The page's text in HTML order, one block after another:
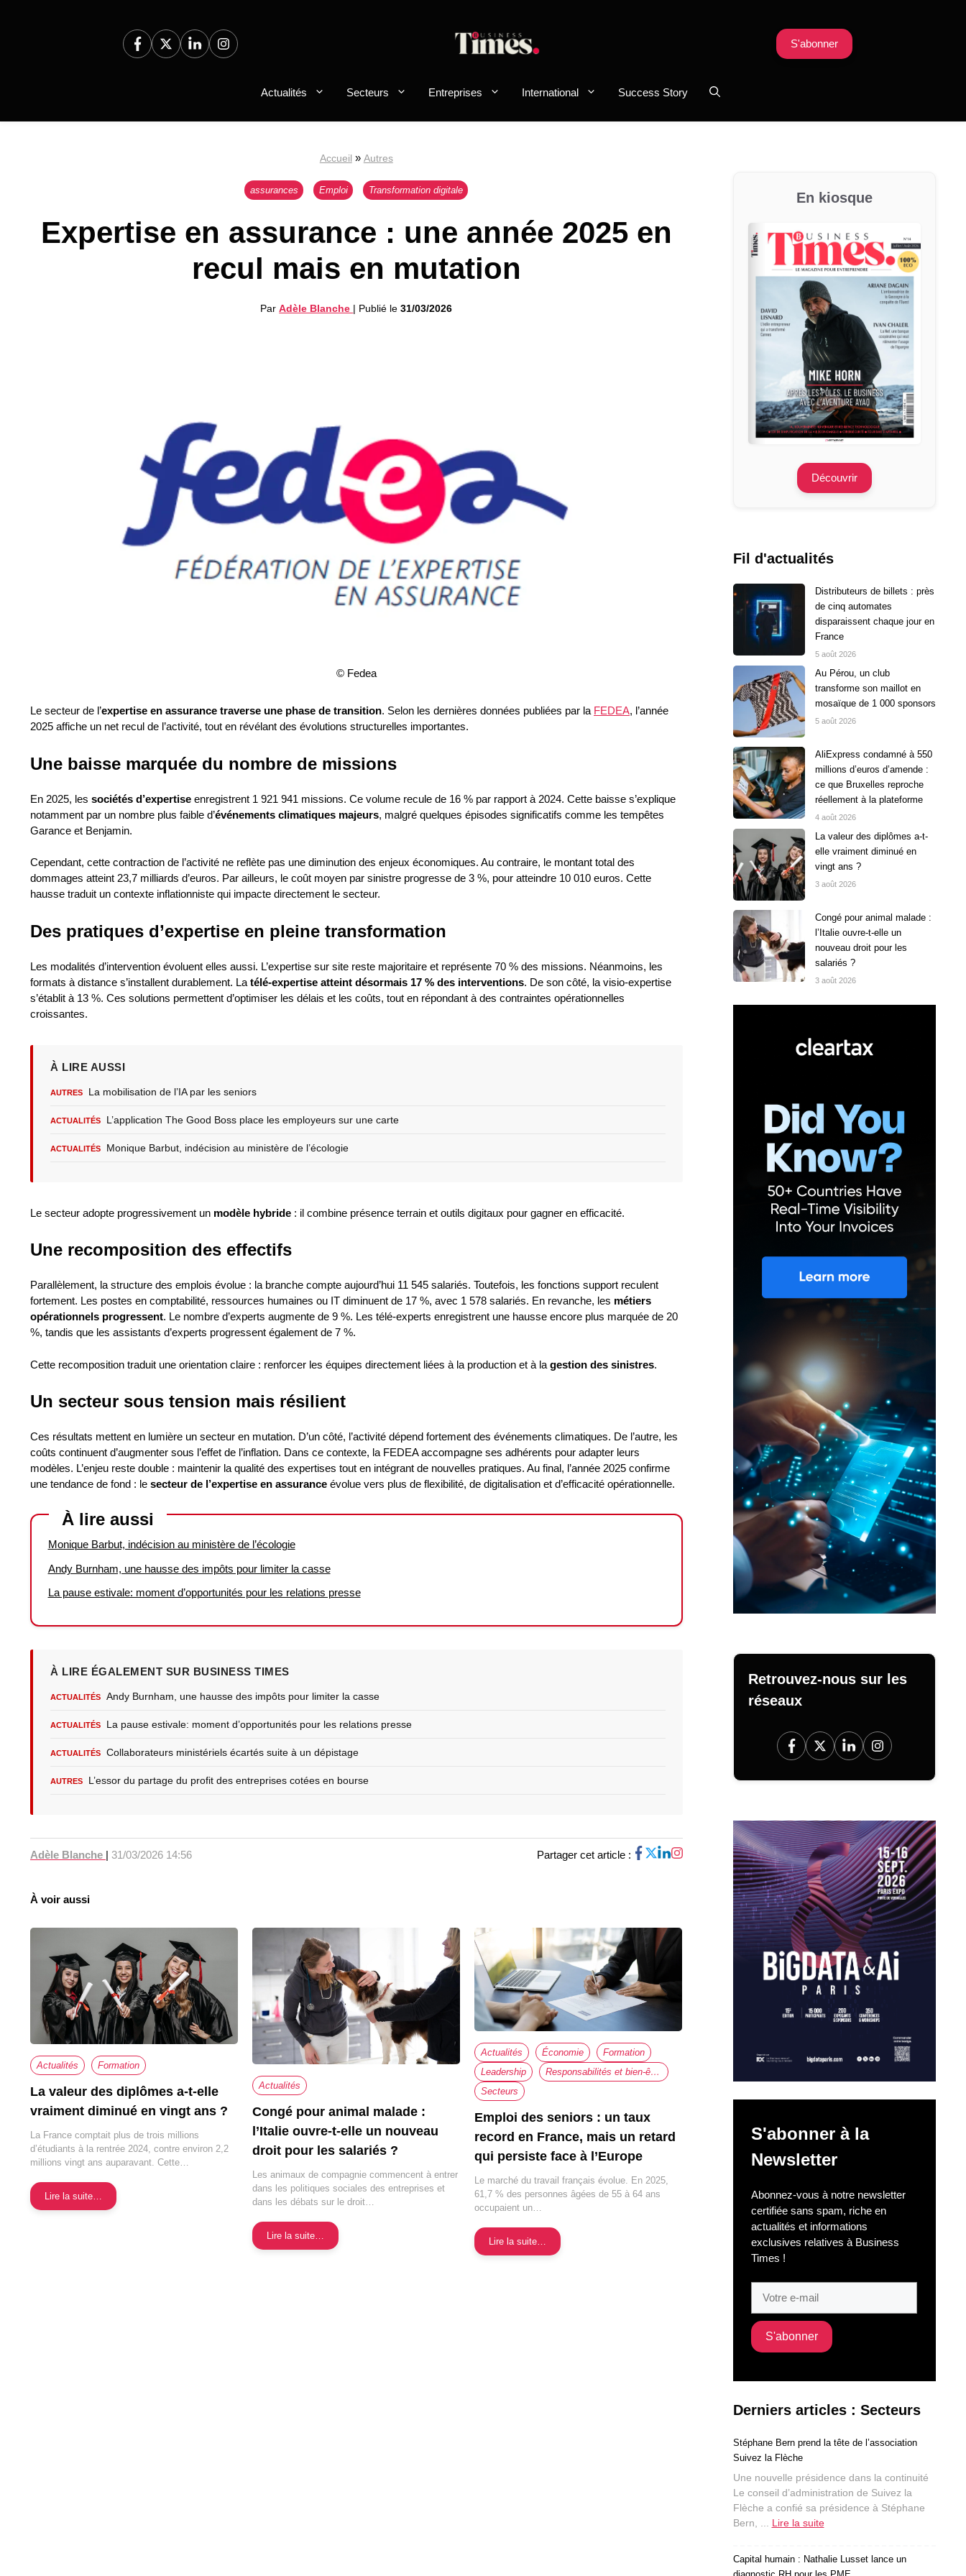
Actualités Secteurs Entreprises International Success Story
S'abonner
Accueil » Autres
assurances Emploi Transformation digitale
Expertise en assurance : une année 2025 en
recul mais en mutation
ParAdèle Blanche | Publié le31/03/2026
© Fedea
Le secteur de l’expertise en assurance traverse une phase de transition. Selon les dernières données publiées par la FEDEA, l’année
2025 affiche un net recul de l’activité, tout en révélant des évolutions structurelles importantes.
Une baisse marquée du nombre de missions
En 2025, les sociétés d’expertise enregistrent 1 921 941 missions. Ce volume recule de 16 % par rapport à 2024. Cette baisse s’explique
notamment par un nombre plus faible d’événements climatiques majeurs, malgré quelques épisodes significatifs comme les tempêtes
Garance et Benjamin.
Cependant, cette contraction de l’activité ne reflète pas une diminution des enjeux économiques. Au contraire, le montant total des
dommages atteint 23,7 milliards d’euros. Par ailleurs, le coût moyen par sinistre progresse de 3 %, pour atteindre 10 010 euros. Cette
hausse traduit un contexte inflationniste qui impacte directement le secteur.
Des pratiques d’expertise en pleine transformation
Les modalités d’intervention évoluent elles aussi. L’expertise sur site reste majoritaire et représente 70 % des missions. Néanmoins, les
formats à distance s’installent durablement. La télé-expertise atteint désormais 17 % des interventions. De son côté, la visio-expertise
s’établit à 13 %. Ces solutions permettent d’optimiser les délais et les coûts, tout en répondant à des contraintes opérationnelles
croissantes.
À LIRE AUSSI
AUTRES La mobilisation de l’IA par les seniors
ACTUALITÉS L’application The Good Boss place les employeurs sur une carte
ACTUALITÉS Monique Barbut, indécision au ministère de l’écologie
Le secteur adopte progressivement un modèle hybride : il combine présence terrain et outils digitaux pour gagner en efficacité.
Une recomposition des effectifs
Parallèlement, la structure des emplois évolue : la branche compte aujourd’hui 11 545 salariés. Toutefois, les fonctions support reculent
fortement. Les postes en comptabilité, ressources humaines ou IT diminuent de 17 %, avec 1 578 salariés. En revanche, les métiers
opérationnels progressent. Le nombre d’experts augmente de 9 %. Les télé-experts enregistrent une hausse encore plus marquée de 20
%, tandis que les assistants d’experts progressent également de 7 %.
Cette recomposition traduit une orientation claire : renforcer les équipes directement liées à la production et à la gestion des sinistres.
Un secteur sous tension mais résilient
Ces résultats mettent en lumière un secteur en mutation. D’un côté, l’activité dépend fortement des événements climatiques. De l’autre, les
coûts continuent d’augmenter sous l’effet de l’inflation. Dans ce contexte, la FEDEA accompagne ses adhérents pour adapter leurs
modèles. L’enjeu reste double : maintenir la qualité des expertises tout en intégrant de nouvelles pratiques. Au final, l’année 2025 confirme
une tendance de fond : le secteur de l’expertise en assurance évolue vers plus de flexibilité, de digitalisation et d’efficacité opérationnelle.
À lire aussi
Monique Barbut, indécision au ministère de l’écologie
Andy Burnham, une hausse des impôts pour limiter la casse
La pause estivale: moment d’opportunités pour les relations presse
À LIRE ÉGALEMENT SUR BUSINESS TIMES
ACTUALITÉS Andy Burnham, une hausse des impôts pour limiter la casse
ACTUALITÉS La pause estivale: moment d’opportunités pour les relations presse
ACTUALITÉS Collaborateurs ministériels écartés suite à un dépistage
AUTRES L’essor du partage du profit des entreprises cotées en bourse
Adèle Blanche | 31/03/2026 14:56 Partager cet article :
À voir aussi
Actualités Formation
La valeur des diplômes a-t-elle
vraiment diminué en vingt ans ?
La France comptait plus de trois millions
d’étudiants à la rentrée 2024, contre environ 2,2
millions vingt ans auparavant. Cette…
Lire la suite…
Actualités
Congé pour animal malade :
l’Italie ouvre-t-elle un nouveau
droit pour les salariés ?
Les animaux de compagnie commencent à entrer
dans les politiques sociales des entreprises et
dans les débats sur le droit…
Lire la suite…
Actualités Économie
Formation
Leadership
Responsabilités et bien-être au travail
Secteurs
Emploi des seniors : un taux
record en France, mais un retard
qui persiste face à l’Europe
Le marché du travail français évolue. En 2025,
61,7 % des personnes âgées de 55 à 64 ans
occupaient un…
Lire la suite…
En kiosque
Découvrir
Fil d'actualités
Distributeurs de billets : près
de cinq automates
disparaissent chaque jour en
France
5 août 2026
Au Pérou, un club
transforme son maillot en
mosaïque de 1 000 sponsors
5 août 2026
AliExpress condamné à 550
millions d’euros d’amende :
ce que Bruxelles reproche
réellement à la plateforme
4 août 2026
La valeur des diplômes a-t-
elle vraiment diminué en
vingt ans ?
3 août 2026
Congé pour animal malade :
l’Italie ouvre-t-elle un
nouveau droit pour les
salariés ?
3 août 2026
Retrouvez-nous sur les
réseaux
S'abonner à la
Newsletter
Abonnez-vous à notre newsletter
certifiée sans spam, riche en
actualités et informations
exclusives relatives à Business
Times !
Derniers articles : Secteurs
Stéphane Bern prend la tête de l’association
Suivez la Flèche
Une nouvelle présidence dans la continuité
Le conseil d’administration de Suivez la
Flèche a confié sa présidence à Stéphane
Bern, ... Lire la suite
Capital humain : Nathalie Lusset lance un